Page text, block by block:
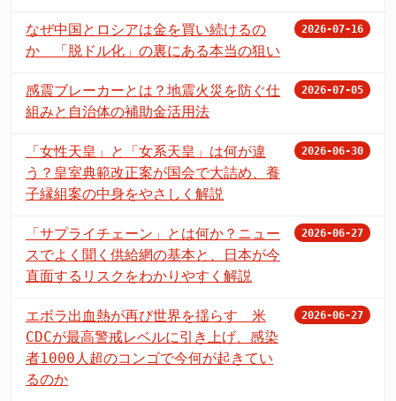
なぜ中国とロシアは金を買い続けるの
か 「脱ドル化」の裏にある本当の狙い
2026-07-16
感震ブレーカーとは？地震火災を防ぐ仕
組みと自治体の補助金活用法
2026-07-05
「女性天皇」と「女系天皇」は何が違
う？皇室典範改正案が国会で大詰め、養
子縁組案の中身をやさしく解説
2026-06-30
「サプライチェーン」とは何か？ニュー
スでよく聞く供給網の基本と、日本が今
直面するリスクをわかりやすく解説
2026-06-27
エボラ出血熱が再び世界を揺らす 米
CDCが最高警戒レベルに引き上げ、感染
者1000人超のコンゴで今何が起きてい
るのか
2026-06-27